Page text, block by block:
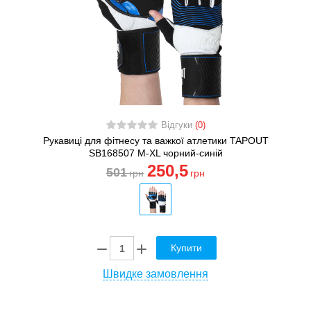
Відгуки (0)
Рукавиці для фітнесу та важкої атлетики TAPOUT
SB168507 M-XL чорний-синій
501грн 250,5 грн
Купити
Швидке замовлення